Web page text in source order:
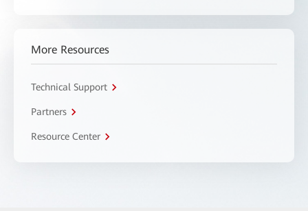
More Resources
Technical Support
Partners
Resource Center